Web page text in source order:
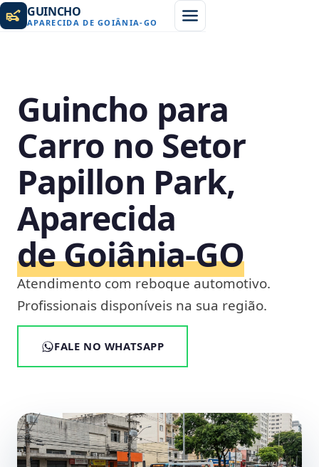
GUINCHO
APARECIDA DE GOIÂNIA-GO
Guincho para
Carro no Setor
Papillon Park,
Aparecida
de Goiânia‑GO
Atendimento com reboque automotivo.
Profissionais disponíveis na sua região.
FALE NO WHATSAPP